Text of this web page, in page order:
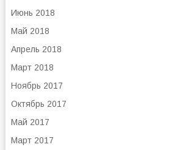
Июнь 2018
Май 2018
Апрель 2018
Март 2018
Ноябрь 2017
Октябрь 2017
Май 2017
Март 2017